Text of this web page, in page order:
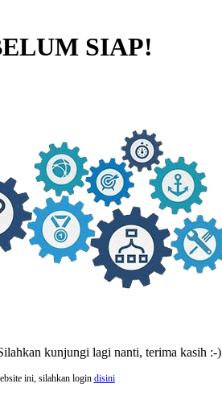
SIAP!
kunjungi lagi nanti, terima kasih :-)
ini, silahkan login disini